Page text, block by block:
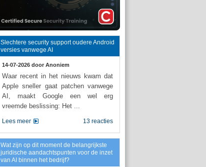
Slechtere security support oudere Android
versies vanwege AI
14-07-2026 door Anoniem
Waar recent in het nieuws kwam dat
Apple sneller gaat patchen vanwege
AI, maakt Google een wel erg
vreemde beslissing: Het ...
13 reacties
Lees meer
Wat zijn op dit moment de belangrijkste
juridische aandachtspunten voor de inzet
van AI binnen het bedrijf?